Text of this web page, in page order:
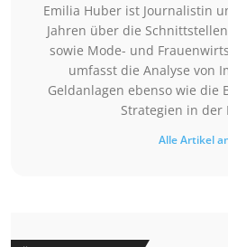
Emilia Huber ist Journalistin
Jahren über die
sowie Mode- und
umfasst die Analyse von
Geldanlagen ebenso wie die
Strategien in der
Alle Artikel